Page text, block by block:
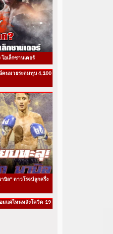
อเล็กซานเดอร์
คนมวยระดมทุน 4,100
บิล” ดาวโรจน์ลูกครึ่ง
มแค่ไหนหลังโควิด-19